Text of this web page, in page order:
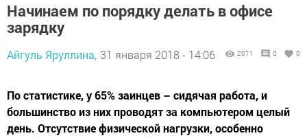
Начинаем по порядку делать в офисе
зарядку
Айгуль Яруллина, 31 января 2018 - 14:06 2011 0 0
По статистике, у 65% заинцев – сидячая работа, и
большинство из них проводят за компьютером целый
день. Отсутствие физической нагрузки, особенно